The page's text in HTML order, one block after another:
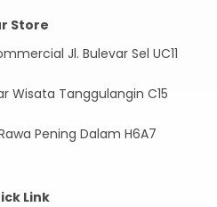
Store
Jl. Bulevar Sel UC11
Wisata Tanggulangin C15
Pening Dalam H6A7
Link